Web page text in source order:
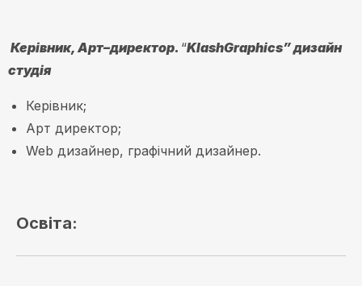
Керівник,Арт–директор. “KlashGraphics” дизайн
студія
Керівник;
Арт директор;
Web дизайнер, графічний дизайнер.
Освіта: